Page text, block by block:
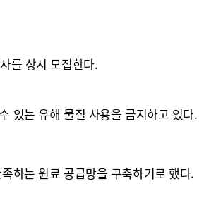
를 상시 모집한다.
있는 유해 물질 사용을 금지하고 있다.
하는 원료 공급망을 구축하기로 했다.